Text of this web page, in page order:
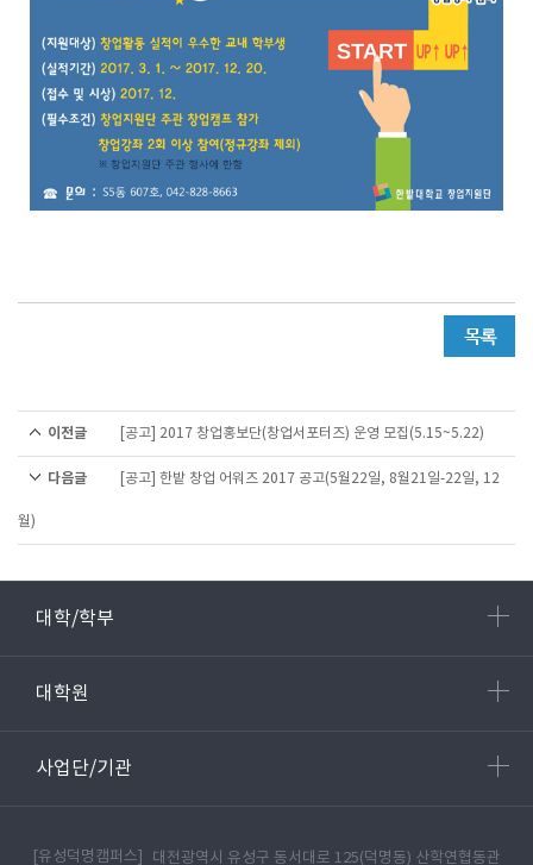
이전글 [공고] 2017 창업홍보단(창업서포터즈) 운영 모집(5.15~5.22)
다음글 [공고] 한밭 창업 어워즈 2017 공고(5월22일, 8월21일-22일, 12
월)
대학/학부
대학원
사업단/기관
[유성덕명캠퍼스] 대전광역시 유성구 동서대로 125(덕명동) 산학연협동관